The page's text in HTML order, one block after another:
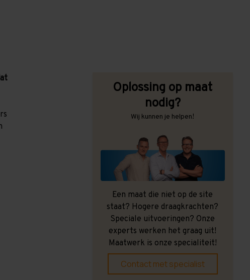
Oplossing op maat
nodig?
Wij kunnen je helpen!
Een maat die niet op de site
staat? Hogere draagkrachten?
Speciale uitvoeringen? Onze
experts werken het graag uit!
Maatwerk is onze specialiteit!
Contact met specialist